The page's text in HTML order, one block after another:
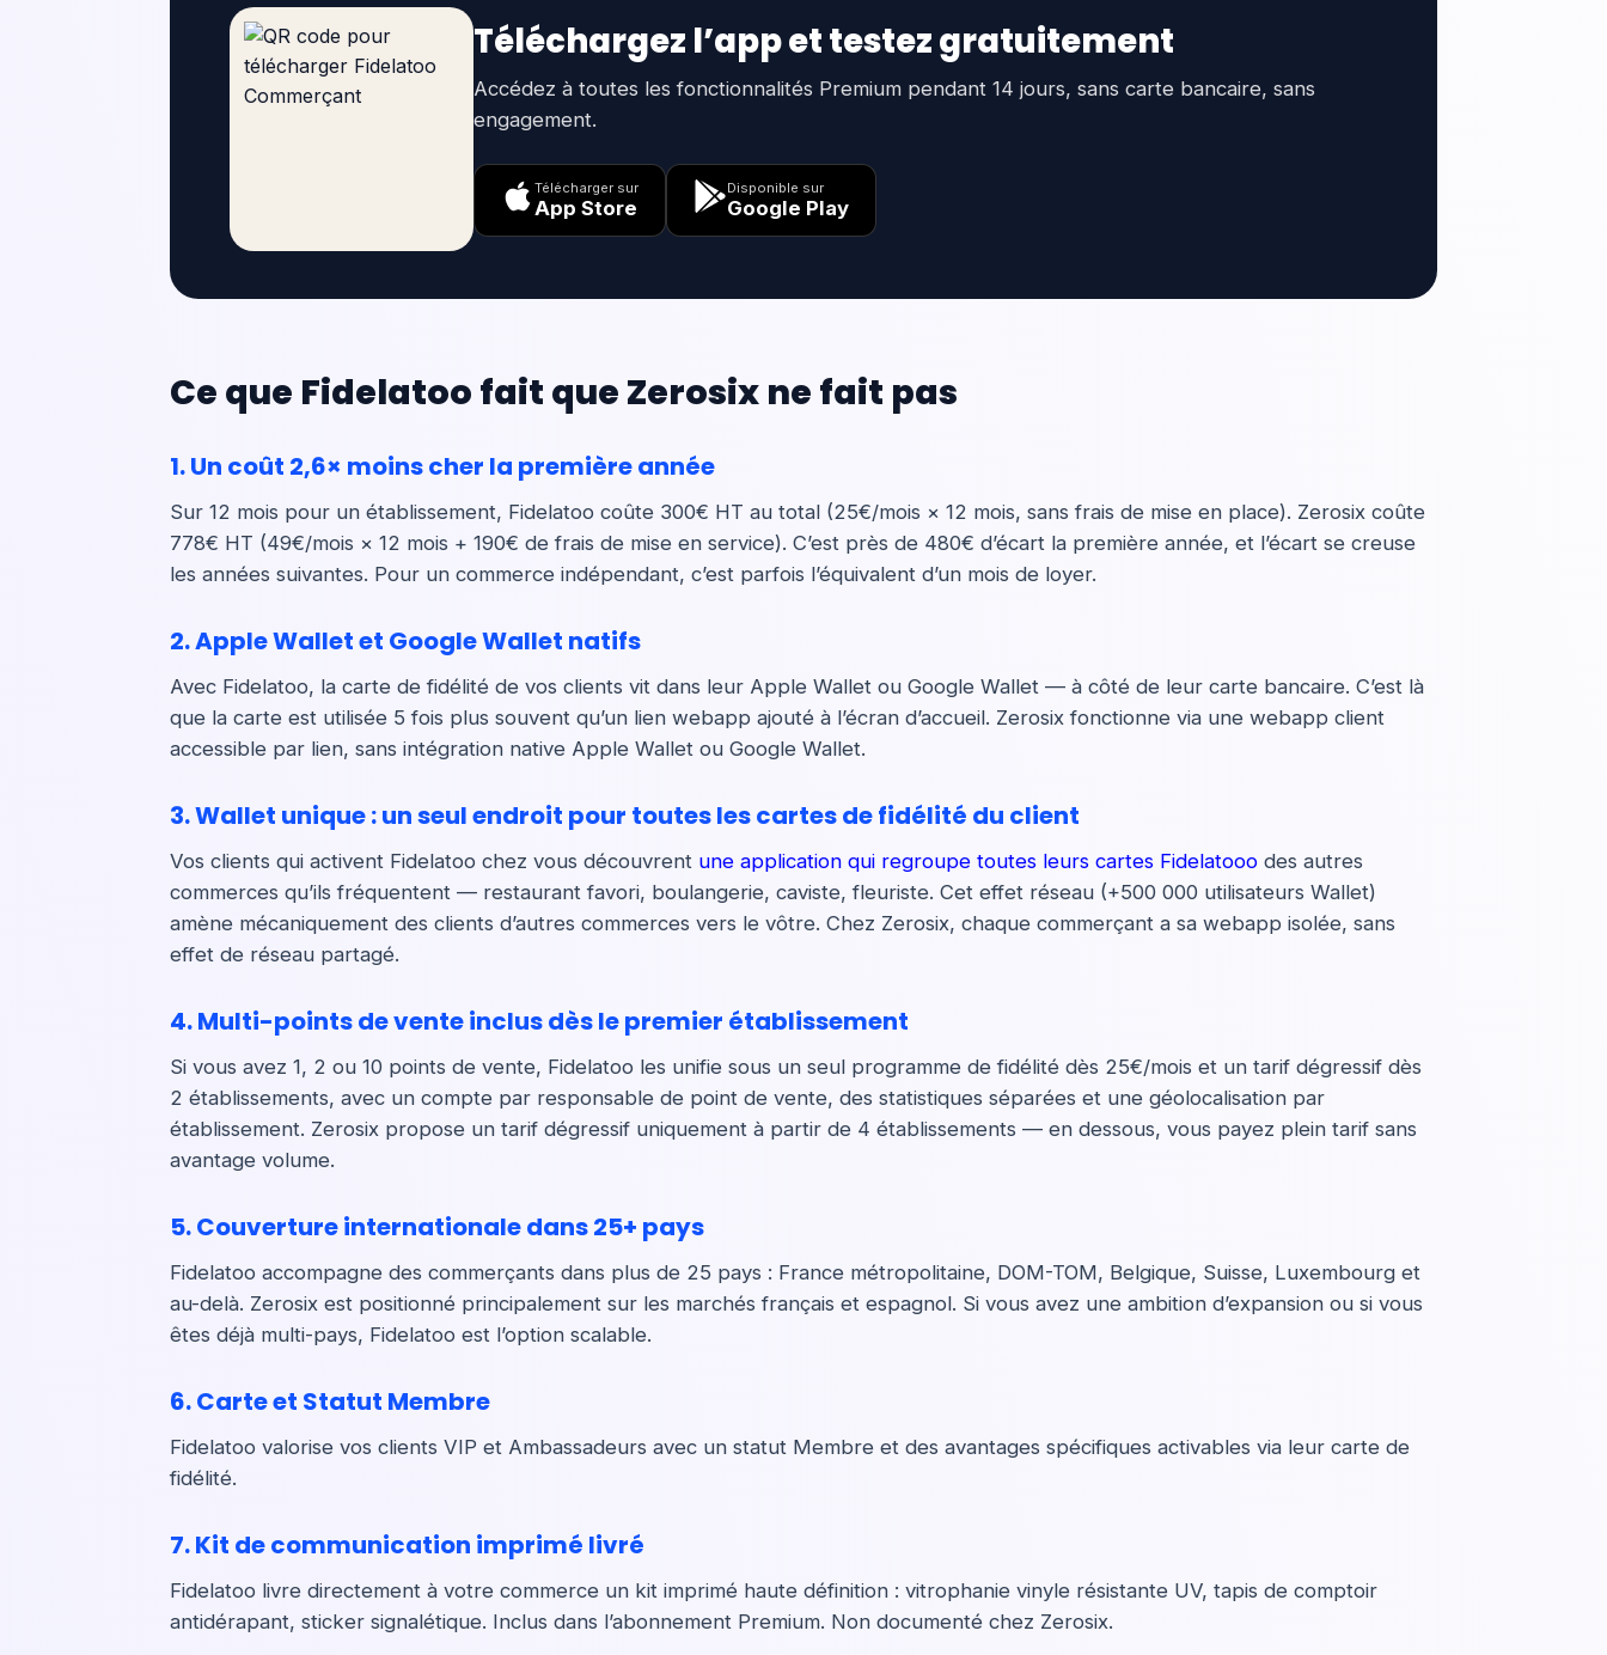
Téléchargez l’app et testez gratuitement
Accédez à toutes les fonctionnalités Premium pendant 14 jours, sans carte bancaire, sans
engagement.
Télécharger sur
App Store
Disponible sur
Google Play
Ce que Fidelatoo fait que Zerosix ne fait pas
1. Un coût 2,6× moins cher la première année
Sur 12 mois pour un établissement, Fidelatoo coûte 300€ HT au total (25€/mois × 12 mois, sans frais de mise en place). Zerosix coûte
778€ HT (49€/mois × 12 mois + 190€ de frais de mise en service). C’est près de 480€ d’écart la première année, et l’écart se creuse
les années suivantes. Pour un commerce indépendant, c’est parfois l’équivalent d’un mois de loyer.
2. Apple Wallet et Google Wallet natifs
Avec Fidelatoo, la carte de fidélité de vos clients vit dans leur Apple Wallet ou Google Wallet — à côté de leur carte bancaire. C’est là
que la carte est utilisée 5 fois plus souvent qu’un lien webapp ajouté à l’écran d’accueil. Zerosix fonctionne via une webapp client
accessible par lien, sans intégration native Apple Wallet ou Google Wallet.
3. Wallet unique : un seul endroit pour toutes les cartes de fidélité du client
Vos clients qui activent Fidelatoo chez vous découvrent une application qui regroupe toutes leurs cartes Fidelatooo des autres
commerces qu’ils fréquentent — restaurant favori, boulangerie, caviste, fleuriste. Cet effet réseau (+500 000 utilisateurs Wallet)
amène mécaniquement des clients d’autres commerces vers le vôtre. Chez Zerosix, chaque commerçant a sa webapp isolée, sans
effet de réseau partagé.
4. Multi-points de vente inclus dès le premier établissement
Si vous avez 1, 2 ou 10 points de vente, Fidelatoo les unifie sous un seul programme de fidélité dès 25€/mois et un tarif dégressif dès
2 établissements, avec un compte par responsable de point de vente, des statistiques séparées et une géolocalisation par
établissement. Zerosix propose un tarif dégressif uniquement à partir de 4 établissements — en dessous, vous payez plein tarif sans
avantage volume.
5. Couverture internationale dans 25+ pays
Fidelatoo accompagne des commerçants dans plus de 25 pays : France métropolitaine, DOM-TOM, Belgique, Suisse, Luxembourg et
au-delà. Zerosix est positionné principalement sur les marchés français et espagnol. Si vous avez une ambition d’expansion ou si vous
êtes déjà multi-pays, Fidelatoo est l’option scalable.
6. Carte et Statut Membre
Fidelatoo valorise vos clients VIP et Ambassadeurs avec un statut Membre et des avantages spécifiques activables via leur carte de
fidélité.
7. Kit de communication imprimé livré
Fidelatoo livre directement à votre commerce un kit imprimé haute définition : vitrophanie vinyle résistante UV, tapis de comptoir
antidérapant, sticker signalétique. Inclus dans l’abonnement Premium. Non documenté chez Zerosix.